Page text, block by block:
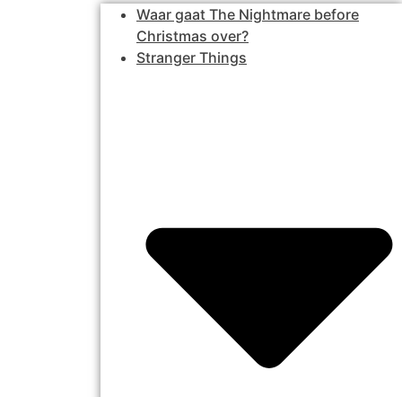
Waar gaat The Nightmare before
Christmas over?
Stranger Things